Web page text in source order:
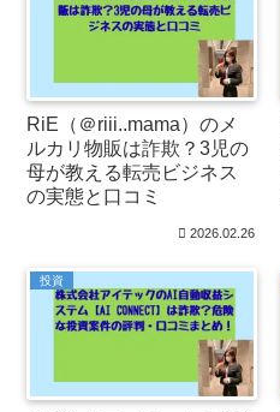
RiE（＠riii..mama）のメ
ルカリ物販は詐欺？3児の
母が教える転売ビジネス
の実態と口コミ
2026.02.26
投資